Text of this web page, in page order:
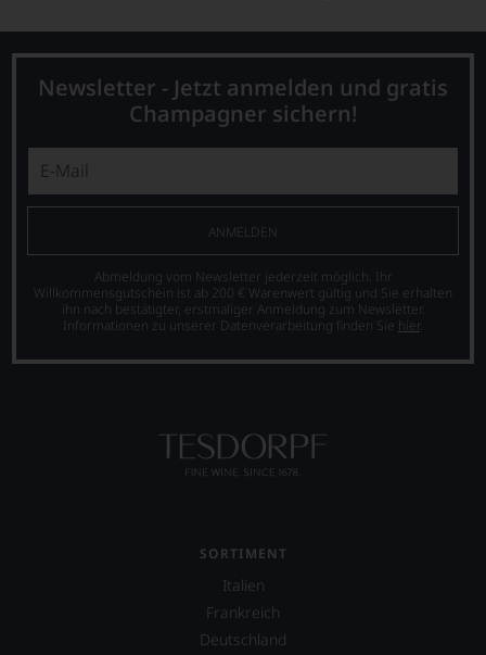
Newsletter - Jetzt anmelden und gratis
Champagner sichern!
ANMELDEN
Abmeldung vom Newsletter jederzeit möglich. Ihr
Willkommensgutschein ist ab 200 € Warenwert gültig und Sie erhalten
ihn nach bestätigter, erstmaliger Anmeldung zum Newsletter.
Informationen zu unserer Datenverarbeitung finden Sie hier.
SORTIMENT
Italien
Frankreich
Deutschland